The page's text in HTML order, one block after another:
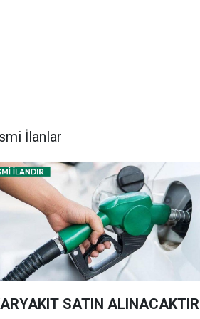
İlanlar
SATIN ALINACAKTIR